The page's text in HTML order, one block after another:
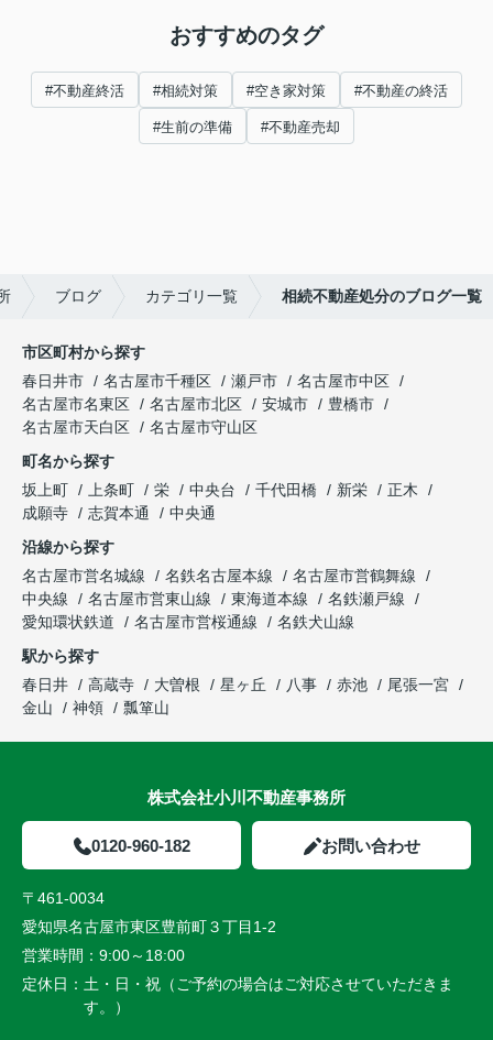
おすすめのタグ
#不動産終活 #相続対策 #空き家対策 #不動産の終活
#生前の準備 #不動産売却
ブログ カテゴリ一覧 相続不動産処分のブログ一覧
市区町村から探す
春日井市
名古屋市千種区 瀬戸市
名古屋市中区
名古屋市名東区
名古屋市北区 安城市
豊橋市
名古屋市天白区
名古屋市守山区
町名から探す
坂上町
上条町 栄 中央台 千代田橋 新栄
正木
成願寺
志賀本通
中央通
沿線から探す
名古屋市営名城線
名鉄名古屋本線
名古屋市営鶴舞線
中央線
名古屋市営東山線 東海道本線
名鉄瀬戸線
愛知環状鉄道
名古屋市営桜通線
名鉄犬山線
駅から探す
春日井
高蔵寺 大曽根 星ヶ丘 八事 赤池
尾張一宮
金山
神領 瓢箪山
株式会社小川不動産事務所
0120-960-182 お問い合わせ
〒461-0034
愛知県名古屋市東区豊前町３丁目1-2
営業時間： 9:00～18:00
定休日： 土・日・祝（ご予約の場合はご対応させていただきま
す。）